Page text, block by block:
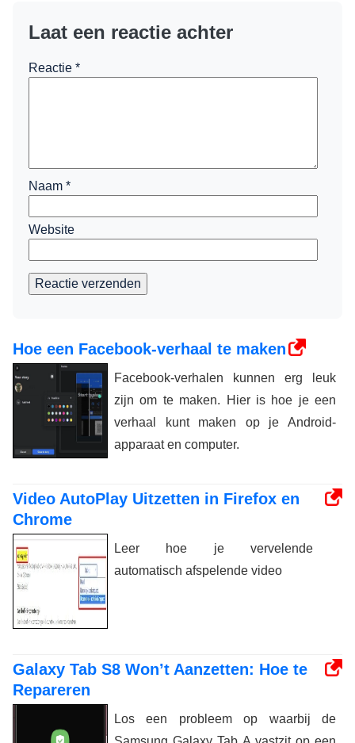
Laat een reactie achter
Reactie *
Naam *
Website
Reactie verzenden
Hoe een Facebook-verhaal te maken
Facebook-verhalen kunnen erg leuk
zijn om te maken. Hier is hoe je een
verhaal kunt maken op je Android-
apparaat en computer.
Video AutoPlay Uitzetten in Firefox en
Chrome
Leer hoe je vervelende
automatisch afspelende video
Galaxy Tab S8 Won’t Aanzetten: Hoe te
Repareren
Los een probleem op waarbij de